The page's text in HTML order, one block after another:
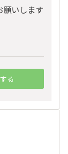
願いします
る